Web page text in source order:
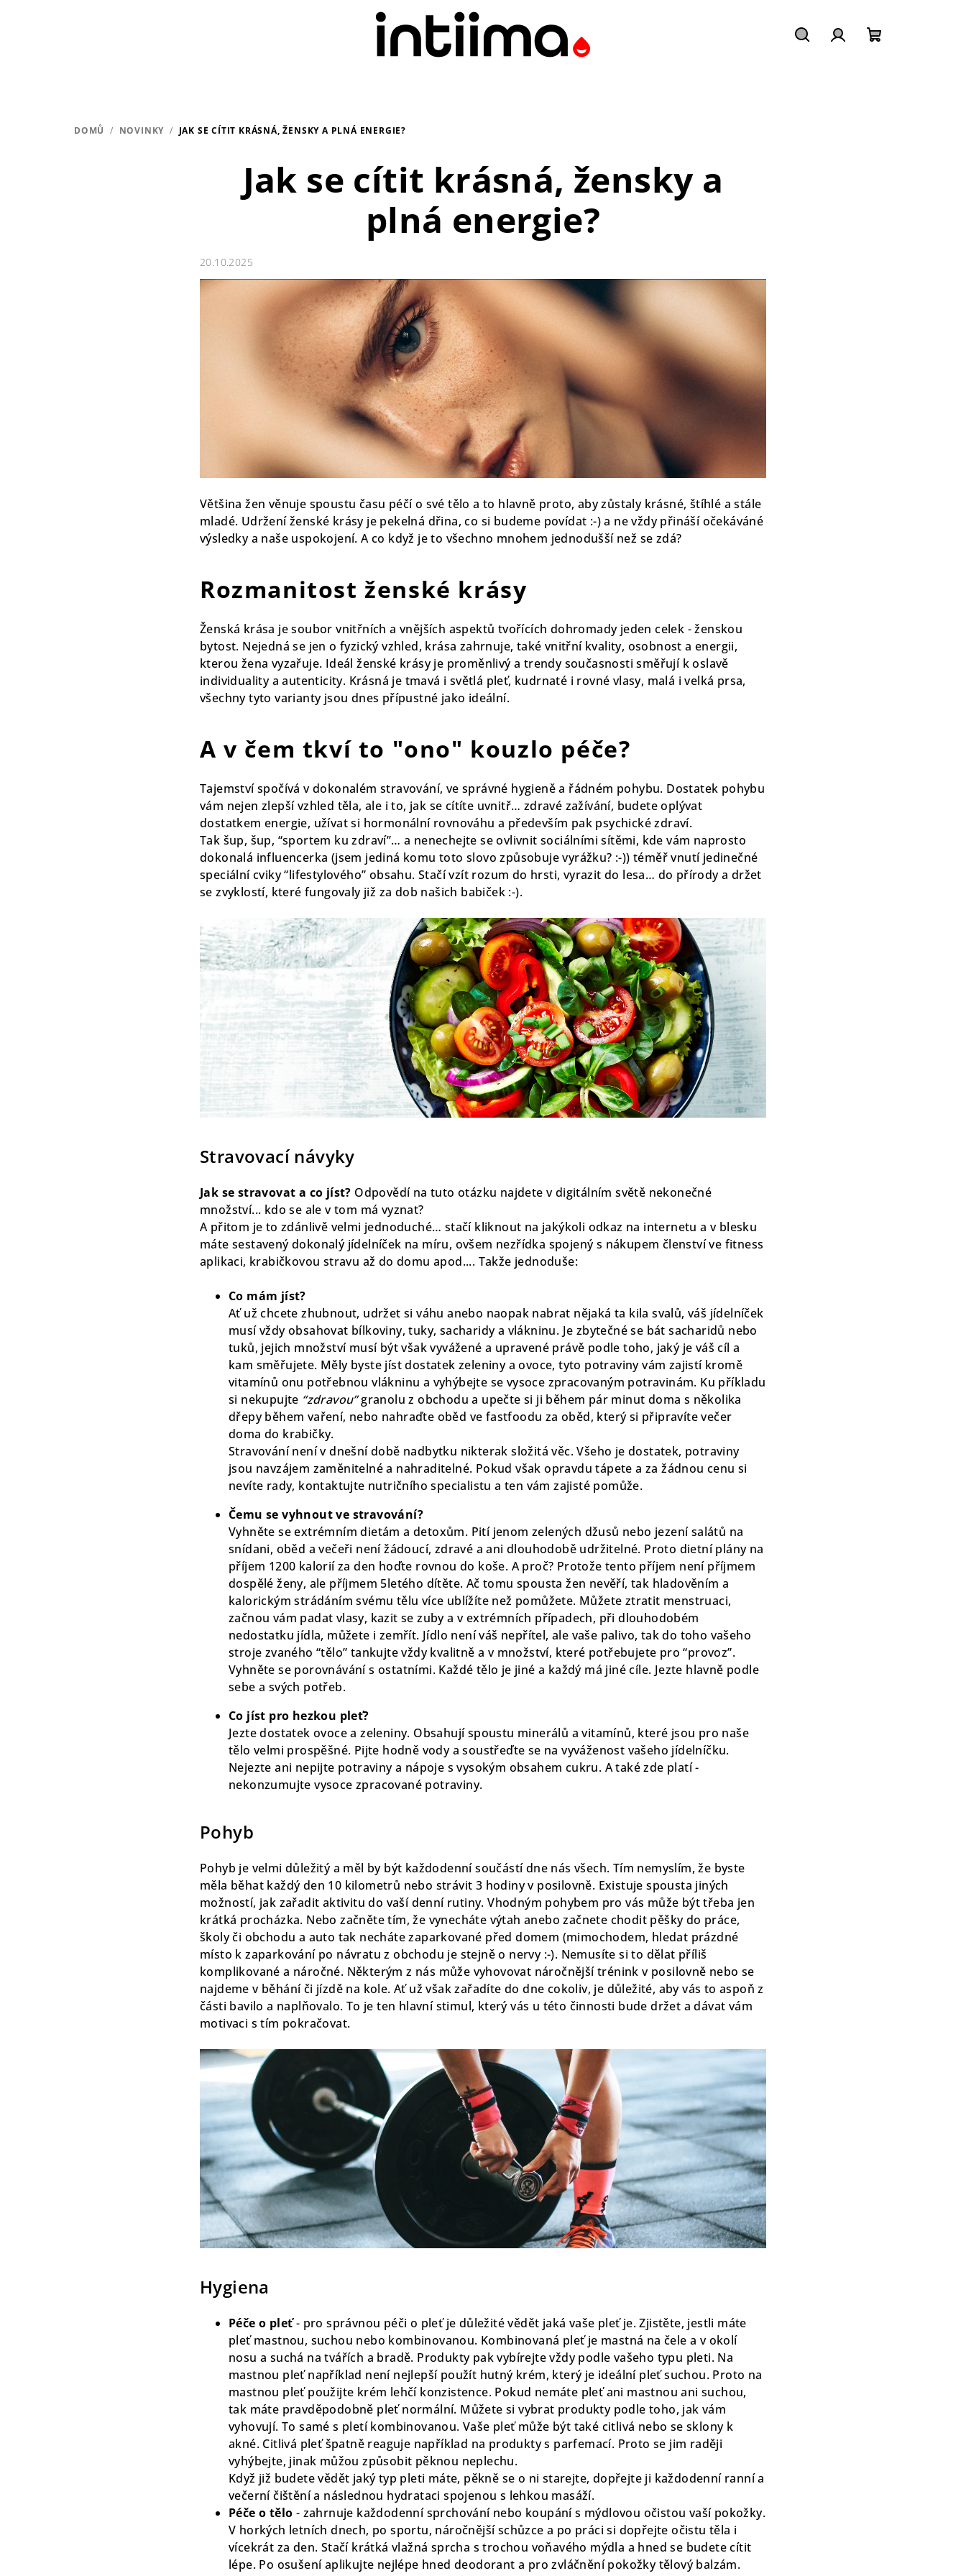
DOMŮ / NOVINKY / JAK SE CÍTIT KRÁSNÁ, ŽENSKY A PLNÁ ENERGIE?
Jak se cítit krásná, žensky a
plná energie?
20.10.2025
Většina žen věnuje spoustu času péčí o své tělo a to hlavně proto, aby zůstaly krásné, štíhlé a stále
mladé. Udržení ženské krásy je pekelná dřina, co si budeme povídat :-) a ne vždy přináší očekáváné
výsledky a naše uspokojení. A co když je to všechno mnohem jednodušší než se zdá?
Rozmanitost ženské krásy
Ženská krása je soubor vnitřních a vnějších aspektů tvořících dohromady jeden celek - ženskou
bytost. Nejedná se jen o fyzický vzhled, krása zahrnuje, také vnitřní kvality, osobnost a energii,
kterou žena vyzařuje. Ideál ženské krásy je proměnlivý a trendy současnosti směřují k oslavě
individuality a autenticity. Krásná je tmavá i světlá pleť, kudrnaté i rovné vlasy, malá i velká prsa,
všechny tyto varianty jsou dnes přípustné jako ideální.
A v čem tkví to "ono" kouzlo péče?
Tajemství spočívá v dokonalém stravování, ve správné hygieně a řádném pohybu. Dostatek pohybu
vám nejen zlepší vzhled těla, ale i to, jak se cítíte uvnitř… zdravé zažívání, budete oplývat
dostatkem energie, užívat si hormonální rovnováhu a především pak psychické zdraví.
Tak šup, šup, “sportem ku zdraví”… a nenechejte se ovlivnit sociálními sítěmi, kde vám naprosto
dokonalá influencerka (jsem jediná komu toto slovo způsobuje vyrážku? :-)) téměř vnutí jedinečné
speciální cviky “lifestylového” obsahu. Stačí vzít rozum do hrsti, vyrazit do lesa… do přírody a držet
se zvyklostí, které fungovaly již za dob našich babiček :-).
Stravovací návyky
Jak se stravovat a co jíst? Odpovědí na tuto otázku najdete v digitálním světě nekonečné
množství... kdo se ale v tom má vyznat?
A přitom je to zdánlivě velmi jednoduché… stačí kliknout na jakýkoli odkaz na internetu a v blesku
máte sestavený dokonalý jídelníček na míru, ovšem nezřídka spojený s nákupem členství ve fitness
aplikaci, krabičkovou stravu až do domu apod.... Takže jednoduše:
Co mám jíst?
Ať už chcete zhubnout, udržet si váhu anebo naopak nabrat nějaká ta kila svalů, váš jídelníček
musí vždy obsahovat bílkoviny, tuky, sacharidy a vlákninu. Je zbytečné se bát sacharidů nebo
tuků, jejich množství musí být však vyvážené a upravené právě podle toho, jaký je váš cíl a
kam směřujete. Měly byste jíst dostatek zeleniny a ovoce, tyto potraviny vám zajistí kromě
vitamínů onu potřebnou vlákninu a vyhýbejte se vysoce zpracovaným potravinám. Ku příkladu
si nekupujte “zdravou”granolu z obchodu a upečte si ji během pár minut doma s několika
dřepy během vaření, nebo nahraďte oběd ve fastfoodu za oběd, který si připravíte večer
doma do krabičky.
Stravování není v dnešní době nadbytku nikterak složitá věc. Všeho je dostatek, potraviny
jsou navzájem zaměnitelné a nahraditelné. Pokud však opravdu tápete a za žádnou cenu si
nevíte rady, kontaktujte nutričního specialistu a ten vám zajisté pomůže.
Čemu se vyhnout ve stravování?
Vyhněte se extrémním dietám a detoxům. Pití jenom zelených džusů nebo jezení salátů na
snídani, oběd a večeři není žádoucí, zdravé a ani dlouhodobě udržitelné. Proto dietní plány na
příjem 1200 kalorií za den hoďte rovnou do koše. A proč? Protože tento příjem není příjmem
dospělé ženy, ale příjmem 5letého dítěte. Ač tomu spousta žen nevěří, tak hladověním a
kalorickým strádáním svému tělu více ublížíte než pomůžete. Můžete ztratit menstruaci,
začnou vám padat vlasy, kazit se zuby a v extrémních případech, při dlouhodobém
nedostatku jídla, můžete i zemřít. Jídlo není váš nepřítel, ale vaše palivo, tak do toho vašeho
stroje zvaného “tělo” tankujte vždy kvalitně a v množství, které potřebujete pro “provoz”.
Vyhněte se porovnávání s ostatními. Každé tělo je jiné a každý má jiné cíle. Jezte hlavně podle
sebe a svých potřeb.
Co jíst pro hezkou pleť?
Jezte dostatek ovoce a zeleniny. Obsahují spoustu minerálů a vitamínů, které jsou pro naše
tělo velmi prospěšné. Pijte hodně vody a soustřeďte se na vyváženost vašeho jídelníčku.
Nejezte ani nepijte potraviny a nápoje s vysokým obsahem cukru. A také zde platí -
nekonzumujte vysoce zpracované potraviny.
Pohyb
Pohyb je velmi důležitý a měl by být každodenní součástí dne nás všech. Tím nemyslím, že byste
měla běhat každý den 10 kilometrů nebo strávit 3 hodiny v posilovně. Existuje spousta jiných
možností, jak zařadit aktivitu do vaší denní rutiny. Vhodným pohybem pro vás může být třeba jen
krátká procházka. Nebo začněte tím, že vynecháte výtah anebo začnete chodit pěšky do práce,
školy či obchodu a auto tak necháte zaparkované před domem (mimochodem, hledat prázdné
místo k zaparkování po návratu z obchodu je stejně o nervy :-). Nemusíte si to dělat příliš
komplikované a náročné. Některým z nás může vyhovovat náročnější trénink v posilovně nebo se
najdeme v běhání či jízdě na kole. Ať už však zařadíte do dne cokoliv, je důležité, aby vás to aspoň z
části bavilo a naplňovalo. To je ten hlavní stimul, který vás u této činnosti bude držet a dávat vám
motivaci s tím pokračovat.
Hygiena
Péče o pleť- pro správnou péči o pleť je důležité vědět jaká vaše pleť je. Zjistěte, jestli máte
pleť mastnou, suchou nebo kombinovanou. Kombinovaná pleť je mastná na čele a v okolí
nosu a suchá na tvářích a bradě. Produkty pak vybírejte vždy podle vašeho typu pleti. Na
mastnou pleť například není nejlepší použít hutný krém, který je ideální pleť suchou. Proto na
mastnou pleť použijte krém lehčí konzistence. Pokud nemáte pleť ani mastnou ani suchou,
tak máte pravděpodobně pleť normální. Můžete si vybrat produkty podle toho, jak vám
vyhovují. To samé s pletí kombinovanou. Vaše pleť může být také citlivá nebo se sklony k
akné. Citlivá pleť špatně reaguje například na produkty s parfemací. Proto se jim raději
vyhýbejte, jinak můžou způsobit pěknou neplechu.
Když již budete vědět jaký typ pleti máte, pěkně se o ni starejte, dopřejte ji každodenní ranní a
večerní čištění a následnou hydrataci spojenou s lehkou masáží.
Péče o tělo - zahrnuje každodenní sprchování nebo koupání s mýdlovou očistou vaší pokožky.
V horkých letních dnech, po sportu, náročnější schůzce a po práci si dopřejte očistu těla i
vícekrát za den. Stačí krátká vlažná sprcha s trochou voňavého mýdla a hned se budete cítit
lépe. Po osušení aplikujte nejlépe hned deodorant a pro zvláčnění pokožky tělový balzám.